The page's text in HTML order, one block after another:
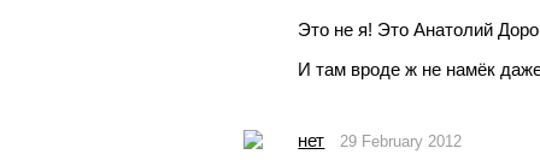
Это не я! Это Анатолий
И там вроде ж не намёк
нет 29 February 2012